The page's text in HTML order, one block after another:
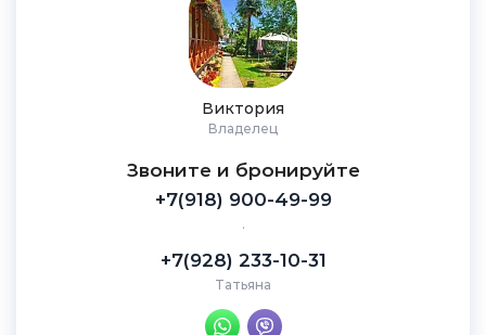
Виктория
Владелец
Звоните и бронируйте
+7(918) 900-49-99
.
+7(928) 233-10-31
Татьяна